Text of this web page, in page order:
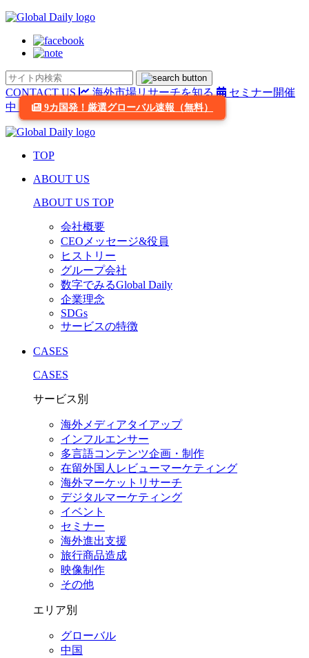
CONTACT US 海外市場リサーチを知る
セミナー開催
中
9カ国発！厳選グローバル速報（無料）
TOP
ABOUT US
ABOUT US TOP
会社概要
CEOメッセージ&役員
ヒストリー
グループ会社
数字でみるGlobal Daily
企業理念
SDGs
サービスの特徴
CASES
CASES
サービス別
海外メディアタイアップ
インフルエンサー
多言語コンテンツ企画・制作
在留外国⼈レビューマーケティング
海外マーケットリサーチ
デジタルマーケティング
イベント
セミナー
海外進出支援
旅行商品造成
映像制作
その他
エリア別
グローバル
中国